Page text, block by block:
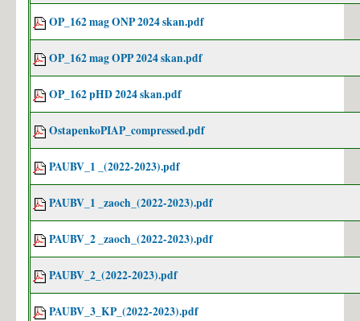
OP_162 mag ONP 2024 skan.pdf
OP_162 mag OPP 2024 skan.pdf
OP_162 pHD 2024 skan.pdf
OstapenkoPIAP_compressed.pdf
PAUBV_1 _(2022-2023).pdf
PAUBV_1 _zaoch_(2022-2023).pdf
PAUBV_2 _zaoch_(2022-2023).pdf
PAUBV_2_(2022-2023).pdf
PAUBV_3_KP_(2022-2023).pdf